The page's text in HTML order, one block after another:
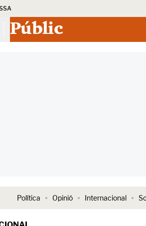
Públic
Política Opinió Internacional